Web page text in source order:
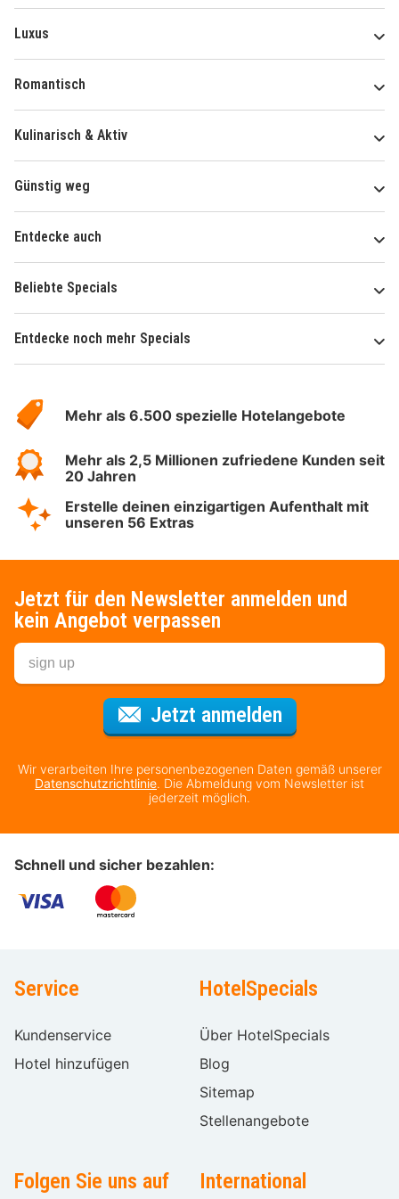
Luxus
Romantisch
Kulinarisch & Aktiv
Günstig weg
Entdecke auch
Beliebte Specials
Entdecke noch mehr Specials
Hotelspecials
Mehr als 6.500 spezielle Hotelangebote
Mehr als 2,5 Millionen zufriedene Kunden seit
20 Jahren
Erstelle deinen einzigartigen Aufenthalt mit
unseren 56 Extras
Jetzt für den Newsletter anmelden und
kein Angebot verpassen
Jetzt anmeldenFür den
Wir verarbeiten Ihre personenbezogenen Daten gemäß unserer
Datenschutzrichtlinie. Die Abmeldung vom Newsletter ist
jederzeit möglich.
Schnell und sicher bezahlen:
Service
Kundenservice
Hotel hinzufügen
HotelSpecials
Über HotelSpecials
Blog
Sitemap
Stellenangebote
Folgen Sie uns auf International